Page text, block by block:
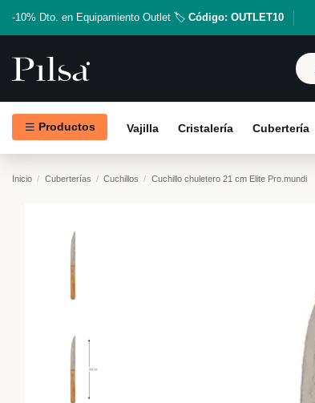
-10% Dto. en Equipamiento Outlet 🏷️ Código: OUTLET10
Productos Vajilla Cristalería Cubertería
Inicio Cuberterías Cuchillos Cuchillo chuletero 21 cm Elite Pro.mundi